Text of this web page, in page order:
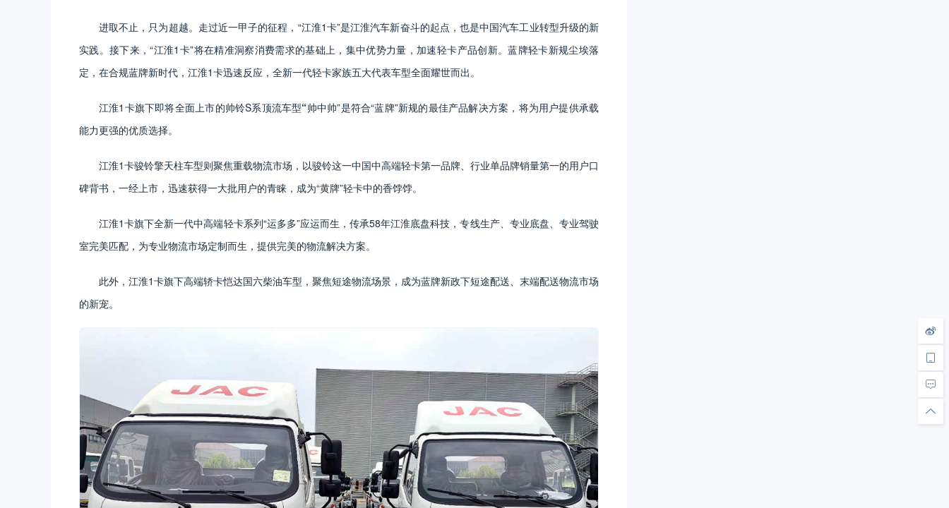
进取不止，只为超越。走过近一甲子的征程，“江淮1卡”是江淮汽车新奋斗的起点，也是中国汽车工业转型升级的新
实践。接下来，“江淮1卡”将在精准洞察消费需求的基础上，集中优势力量，加速轻卡产品创新。蓝牌轻卡新规尘埃落
定，在合规蓝牌新时代，江淮1卡迅速反应，全新一代轻卡家族五大代表车型全面耀世而出。
江淮1卡旗下即将全面上市的帅铃S系顶流车型“帅中帅”是符合“蓝牌”新规的最佳产品解决方案，将为用户提供承载
能力更强的优质选择。
江淮1卡骏铃擎天柱车型则聚焦重载物流市场，以骏铃这一中国中高端轻卡第一品牌、行业单品牌销量第一的用户口
碑背书，一经上市，迅速获得一大批用户的青睐，成为“黄牌”轻卡中的香饽饽。
江淮1卡旗下全新一代中高端轻卡系列“运多多”应运而生，传承58年江淮底盘科技，专线生产、专业底盘、专业驾驶
室完美匹配，为专业物流市场定制而生，提供完美的物流解决方案。
此外，江淮1卡旗下高端轿卡恺达国六柴油车型，聚焦短途物流场景，成为蓝牌新政下短途配送、末端配送物流市场
的新宠。